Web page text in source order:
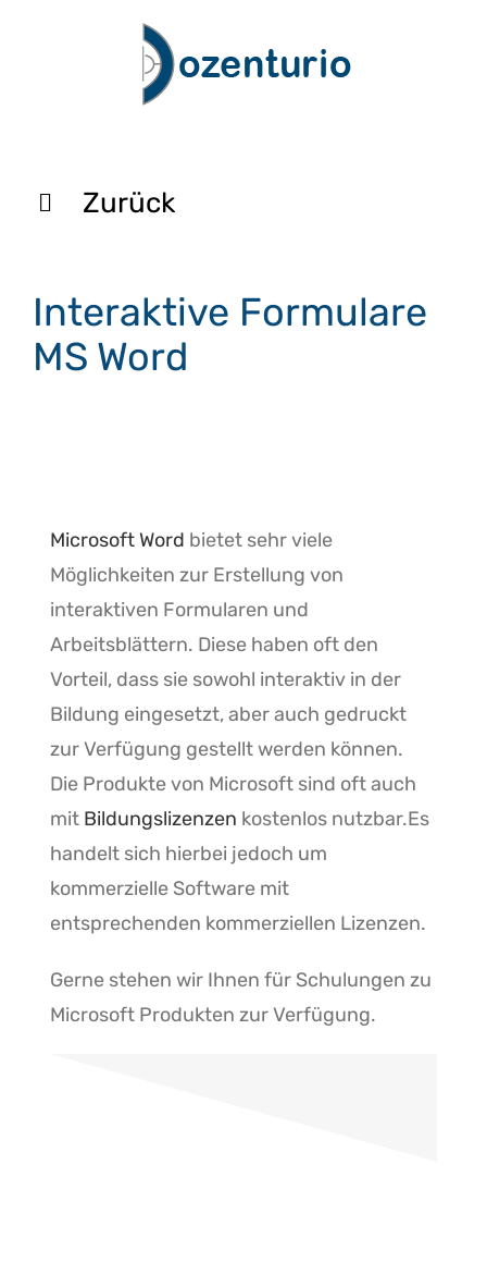
Zurück
Interaktive Formulare
MS Word
Microsoft Word bietet sehr viele
Möglichkeiten zur Erstellung von
interaktiven Formularen und
Arbeitsblättern. Diese haben oft den
Vorteil, dass sie sowohl interaktiv in der
Bildung eingesetzt, aber auch gedruckt
zur Verfügung gestellt werden können.
Die Produkte von Microsoft sind oft auch
mit Bildungslizenzen kostenlos nutzbar.Es
handelt sich hierbei jedoch um
kommerzielle Software mit
entsprechenden kommerziellen Lizenzen.
Gerne stehen wir Ihnen für Schulungen zu
Microsoft Produkten zur Verfügung.